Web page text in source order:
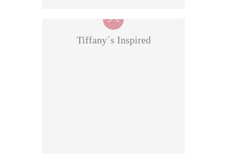
Tiffany´s Inspired